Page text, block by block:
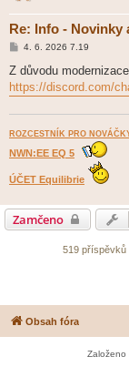
Re: Info - Novinky
P
í
p
k
4. 6. 2026 7.19
Z důvodu
https://discord.com/
ROZCESTNÍK PRO
NWN:EE EQ 5
ÚČET Equilibrie
Zamčeno
519 příspěvků
Obsah fóra
Založeno